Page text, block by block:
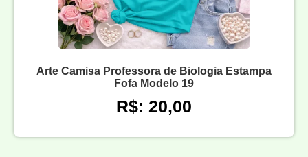
Arte Camisa Professora de Biologia Estampa
Fofa Modelo 19
R$: 20,00